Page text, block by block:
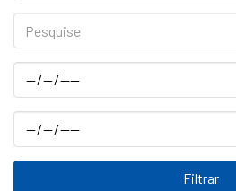
Data
Data